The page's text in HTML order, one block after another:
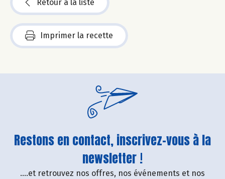
Retour à la liste
Imprimer la recette
Restons en contact, inscrivez-vous à la
newsletter !
....et retrouvez nos offres, nos événements et nos